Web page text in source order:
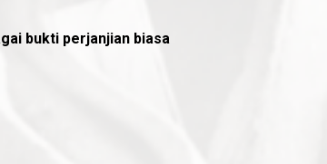
bukti perjanjian biasa